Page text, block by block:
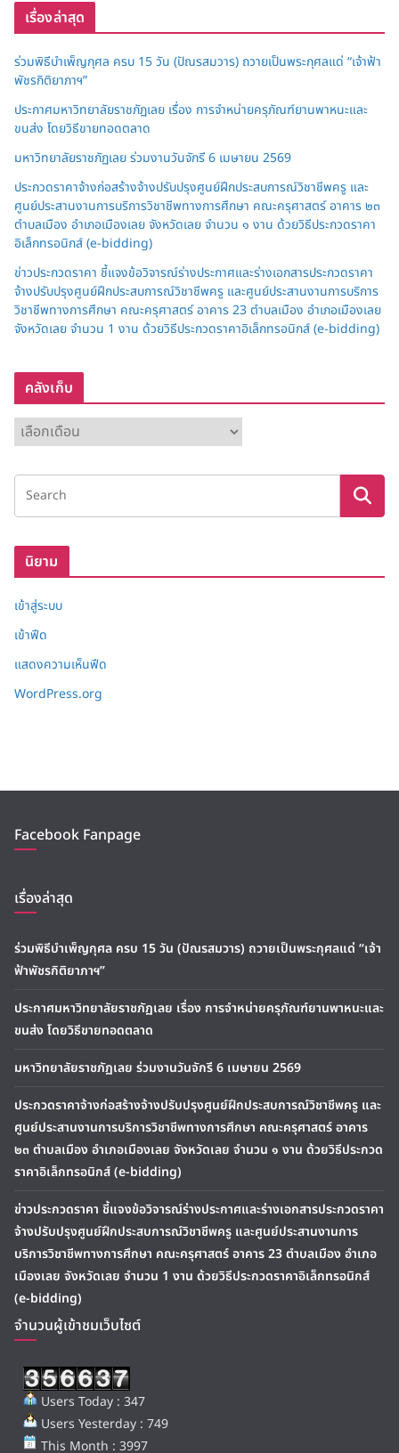
เรื่องล่าสุด
ร่วมพิธีบำเพ็ญกุศล ครบ 15 วัน (ปัณรสมวาร) ถวายเป็นพระกุศลแด่ “เจ้าฟ้า
พัชรกิติยาภาฯ”
ประกาศมหาวิทยาลัยราชภัฏเลย เรื่อง การจำหน่ายครุภัณฑ์ยานพาหนะและ
ขนส่ง โดยวิธีขายทอดตลาด
มหาวิทยาลัยราชภัฏเลย ร่วมงานวันจักรี 6 เมษายน 2569
ประกวดราคาจ้างก่อสร้างจ้างปรับปรุงศูนย์ฝึกประสบการณ์วิชาชีพครู และ
ศูนย์ประสานงานการบริการวิชาชีพทางการศึกษา คณะครุศาสตร์ อาคาร ๒๓
ตำบลเมือง อำเภอเมืองเลย จังหวัดเลย จำนวน ๑ งาน ด้วยวิธีประกวดราคา
อิเล็กทรอนิกส์ (e-bidding)
ข่าวประกวดราคา ชี้แจงข้อวิจารณ์ร่างประกาศและร่างเอกสารประกวดราคา
จ้างปรับปรุงศูนย์ฝึกประสบการณ์วิชาชีพครู และศูนย์ประสานงานการบริการ
วิชาชีพทางการศึกษา คณะครุศาสตร์ อาคาร 23 ตำบลเมือง อำเภอเมืองเลย
จังหวัดเลย จำนวน 1 งาน ด้วยวิธีประกวดราคาอิเล็กทรอนิกส์ (e-bidding)
คลังเก็บ
ลั
ง
ก็
นิยาม
เข้าสู่ระบบ
เข้าฟีด
แสดงความเห็นฟีด
WordPress.org
Facebook Fanpage
เรื่องล่าสุด
ร่วมพิธีบำเพ็ญกุศล ครบ 15 วัน (ปัณรสมวาร) ถวายเป็นพระกุศลแด่ “เจ้า
ฟ้าพัชรกิติยาภาฯ”
ประกาศมหาวิทยาลัยราชภัฏเลย เรื่อง การจำหน่ายครุภัณฑ์ยานพาหนะและ
ขนส่ง โดยวิธีขายทอดตลาด
มหาวิทยาลัยราชภัฏเลย ร่วมงานวันจักรี 6 เมษายน 2569
ประกวดราคาจ้างก่อสร้างจ้างปรับปรุงศูนย์ฝึกประสบการณ์วิชาชีพครู และ
ศูนย์ประสานงานการบริการวิชาชีพทางการศึกษา คณะครุศาสตร์ อาคาร
๒๓ ตำบลเมือง อำเภอเมืองเลย จังหวัดเลย จำนวน ๑ งาน ด้วยวิธีประกวด
ราคาอิเล็กทรอนิกส์ (e-bidding)
ข่าวประกวดราคา ชี้แจงข้อวิจารณ์ร่างประกาศและร่างเอกสารประกวดราคา
จ้างปรับปรุงศูนย์ฝึกประสบการณ์วิชาชีพครู และศูนย์ประสานงานการ
บริการวิชาชีพทางการศึกษา คณะครุศาสตร์ อาคาร 23 ตำบลเมือง อำเภอ
เมืองเลย จังหวัดเลย จำนวน 1 งาน ด้วยวิธีประกวดราคาอิเล็กทรอนิกส์
(e-bidding)
จำนวนผู้เข้าชมเว็บไซต์
Users Today : 347
Users Yesterday : 749
This Month : 3997